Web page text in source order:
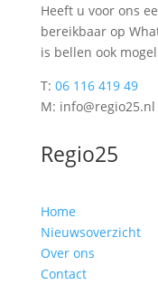
Heeft u voor ons
bereikbaar op
is bellen ook
T: 06 116 419 49
M: info@regio25.nl
Regio25
Home
Nieuwsoverzicht
Over ons
Contact